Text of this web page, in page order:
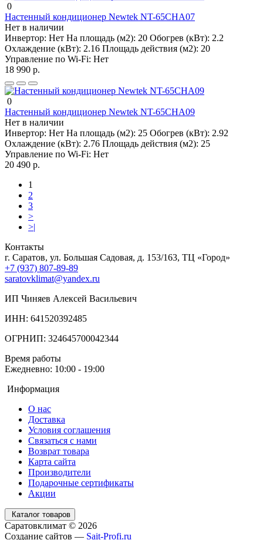
0
Настенный кондиционер Newtek NT-65CHA07
Нет в наличии
Инвертор: Нет На площадь (м2): 20 Обогрев (кВт): 2.2
Охлаждение (кВт): 2.16 Площадь действия (м2): 20
Управление по Wi-Fi: Нет
18 990 р.
0
Настенный кондиционер Newtek NT-65CHA09
Нет в наличии
Инвертор: Нет На площадь (м2): 25 Обогрев (кВт): 2.92
Охлаждение (кВт): 2.76 Площадь действия (м2): 25
Управление по Wi-Fi: Нет
20 490 р.
1
2
3
>
>|
Контакты
г. Саратов, ул. Большая Садовая, д. 153/163, ТЦ «Город»
+7 (937) 807-89-89
saratovklimat@yandex.ru
ИП Чиняев Алексей Васильевич
ИНН: 641520392485
ОГРНИП: 324645700042344
Время работы
Ежедневно: 10:00 - 19:00
Информация
О нас
Доставка
Условия соглашения
Связаться с нами
Возврат товара
Карта сайта
Производители
Подарочные сертификаты
Акции
Каталог товаров
Саратовклимат © 2026
Создание сайтов — Sait-Profi.ru